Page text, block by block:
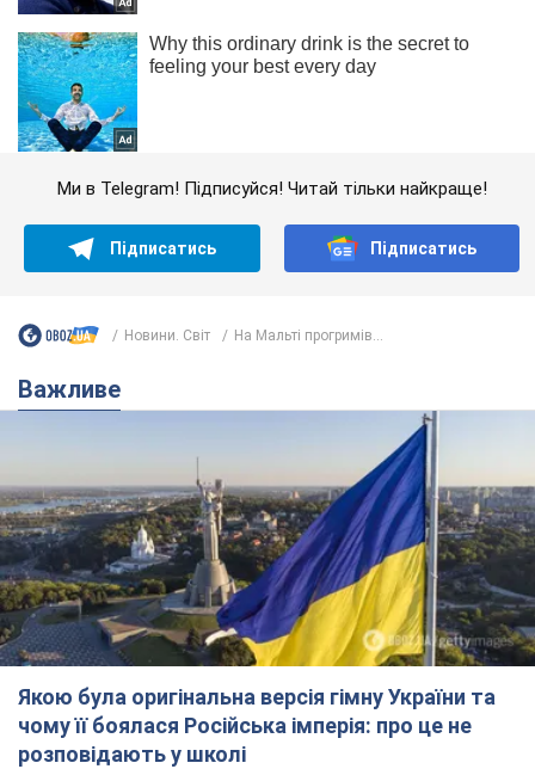
Ми в Telegram! Підписуйся! Читай тільки найкраще!
Підписатись Підписатись
Новини. Світ На Мальті прогримів...
Важливе
Якою була оригінальна версія гімну України та
чому її боялася Російська імперія: про це не
розповідають у школі